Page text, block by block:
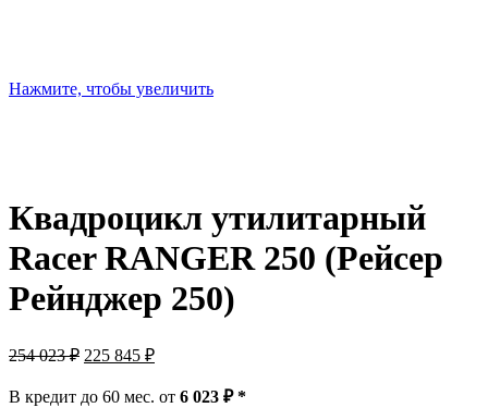
Нажмите, чтобы увеличить
Квадроцикл утилитарный
Racer RANGER 250 (Рейсер
Рейнджер 250)
254 023₽ Первоначальная
составляла
254
225 845 ₽Текущая
225
В кредит до 60 мес. от 6 023 ₽*